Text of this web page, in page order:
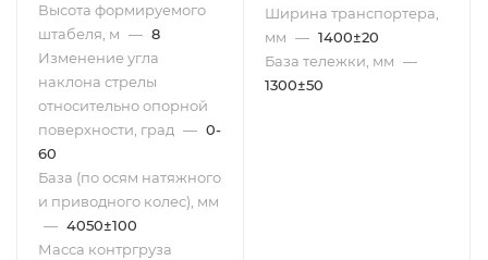
Высота формируемого
штабеля, м — 8
Изменение угла
наклона стрелы
относительно опорной
поверхности, град — 0-
60
База (по осям натяжного
и приводного колес), мм
— 4050±100
Масса контргруза
Ширина транспортера,
мм — 1400±20
База тележки, мм —
1300±50